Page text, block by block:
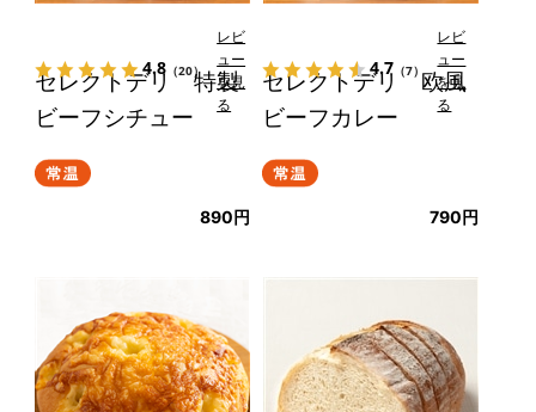
セレクトデリ 特製
ビーフシチュー
4.8 （20）
レビ
ュー
を見
る
890円
セレクトデリ 欧風
ビーフカレー
4.7 （7）
レビ
ュー
を見
る
790円